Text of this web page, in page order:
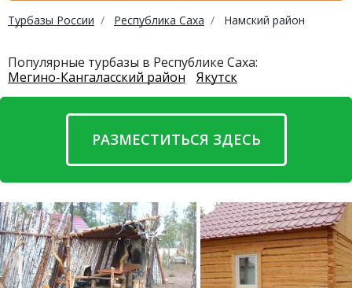
Турбазы России Республика Саха Намский район
Популярные турбазы в Республике Саха:
Мегино-Кангаласский район
Якутск
РАЗМЕСТИТЬСЯ ЗДЕСЬ
Красноборский район
Онежский район
Северодвинск Устьянский район